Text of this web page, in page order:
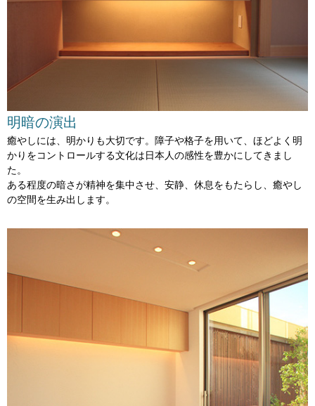
明暗の演出
癒やしには、明かりも大切です。障子や格子を用いて、 ほどよく明
かりをコントロールする文化は日本人の感性を豊かにしてきまし
た。
ある程度の暗さが精神を集中させ、安静、休息をもたらし、 癒やし
の空間を生み出します。